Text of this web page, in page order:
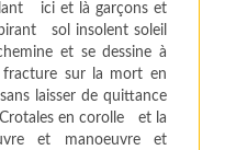
ici et là garçons et
sol insolent soleil
et se dessine à
sur la mort en
laisser de quittance
en corolle et la
et manoeuvre et